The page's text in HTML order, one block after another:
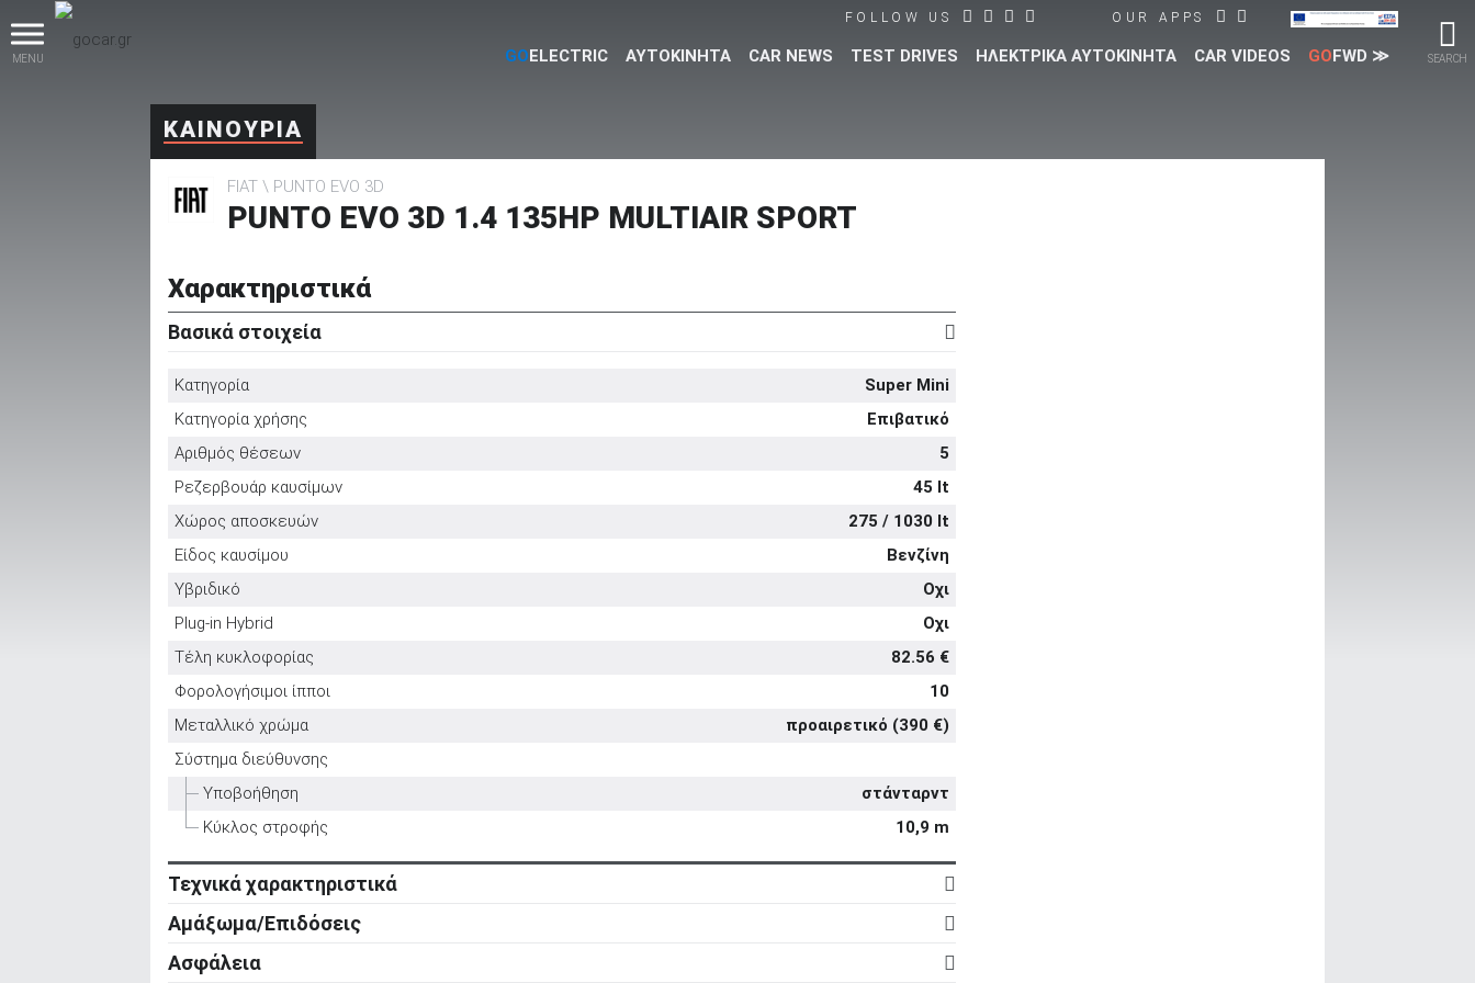
MENU SEARCH
FOLLOW US OUR APPS
GOELECTRIC ΑΥΤΟΚΙΝΗΤΑ CAR NEWS TEST DRIVES ΗΛΕΚΤΡΙΚΑ ΑΥΤΟΚΙΝΗΤΑ CAR VIDEOS GOFWD ≫
βρες το!
Μεταχειρισμένα
Επιχειρήσεις
ΚΑΙΝΟΥΡΙΑ
FIAT PUNTO EVO 3D
PUNTO EVO 3D 1.4 135HP MULTIAIR SPORT
Χαρακτηριστικά
Βασικά στοιχεία
Κατηγορία
Super Mini
Κατηγορία χρήσης
Επιβατικό
Αριθμός θέσεων
5
Ρεζερβουάρ καυσίμων
45 lt
Χώρος αποσκευών
275 / 1030 lt
Είδος καυσίμου
Βενζίνη
Υβριδικό
Οχι
Plug-in Hybrid
Οχι
Τέλη κυκλοφορίας
82.56 €
Φορολογήσιμοι ίπποι
10
Μεταλλικό χρώμα
προαιρετικό (390 €)
Σύστημα διεύθυνσης
Υποβοήθηση
στάνταρντ
Κύκλος στροφής
10,9 m
Τεχνικά χαρακτηριστικά
Κινητήρας
Κύλινδροι
4
Βαλβίδες
8
Αμάξωμα/Επιδόσεις
Αμάξωμα
Τύπος
3d
Ασφάλεια
Ενεργητική ασφάλεια